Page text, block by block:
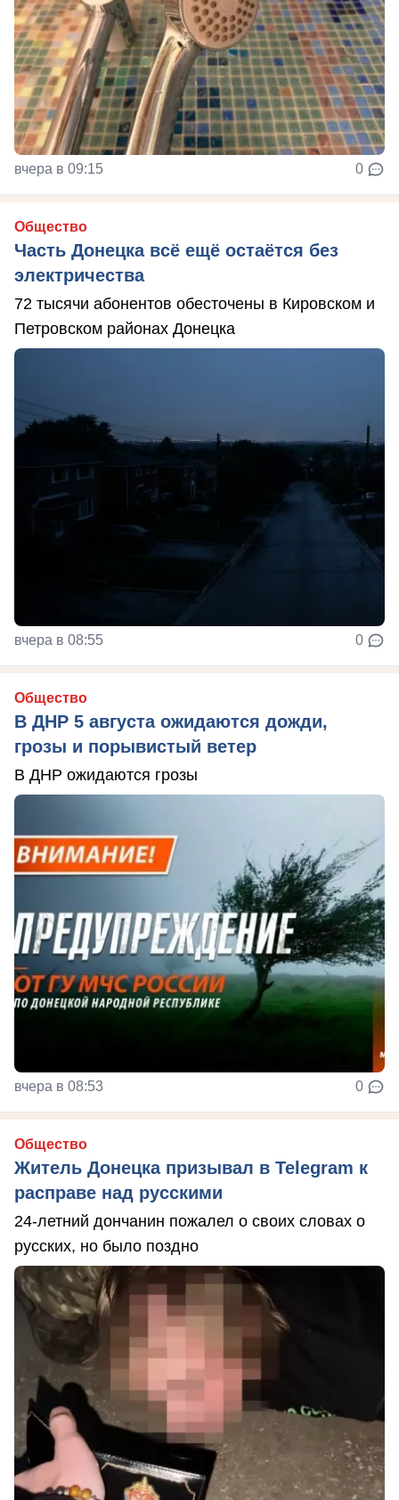
вчера в 09:15 0
Общество
Часть Донецка всё ещё остаётся без
электричества
72 тысячи абонентов обесточены в Кировском и
Петровском районах Донецка
вчера в 08:55 0
Общество
В ДНР 5 августа ожидаются дожди,
грозы и порывистый ветер
В ДНР ожидаются грозы
вчера в 08:53 0
Общество
Житель Донецка призывал в Telegram к
расправе над русскими
24-летний дончанин пожалел о своих словах о
русских, но было поздно